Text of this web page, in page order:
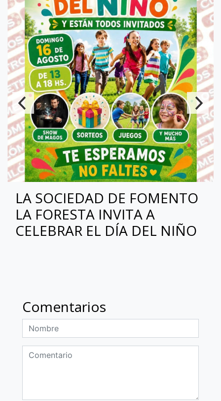
LA SOCIEDAD DE FOMENTO
LA FORESTA INVITA A
CELEBRAR EL DÍA DEL NIÑO
Comentarios